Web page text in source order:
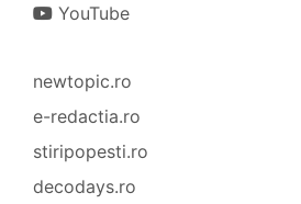
YouTube
newtopic.ro
e-redactia.ro
stiripopesti.ro
decodays.ro